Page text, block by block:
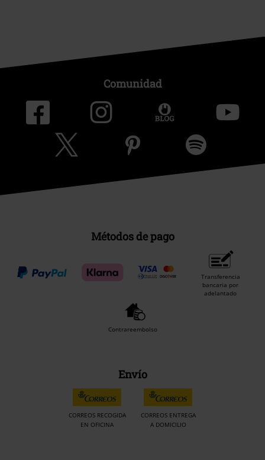
Comunidad
Métodos de pago
Transferencia
bancaria por
adelantado
Contrareembolso
Envío
CORREOS RECOGIDA
EN OFICINA
CORREOS ENTREGA
A DOMICILIO